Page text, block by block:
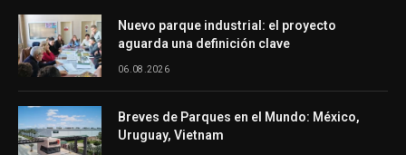
Nuevo parque industrial: el proyecto
aguarda una definición clave
06.08.2026
Breves de Parques en el Mundo: México,
Uruguay, Vietnam